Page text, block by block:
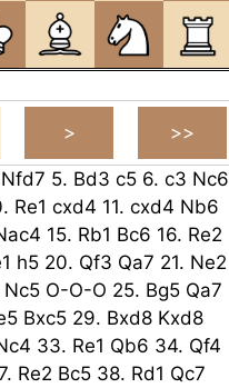
Nfd7 5. Bd3 c5 6. c3 Nc6
Re1 cxd4 11. cxd4 Nb6
15. Rb1 Bc6 16. Re2
h5 20. Qf3 Qa7 21. Ne2
Nc5 O-O-O 25. Bg5 Qa7
Bxc5 29. Bxd8 Kxd8
33. Re1 Qb6 34. Qf4
Re2 Bc5 38. Rd1 Qc7